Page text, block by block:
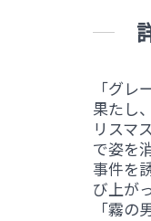
「グ
果たし
リスマ
で姿を
事件を
び上が
「霧